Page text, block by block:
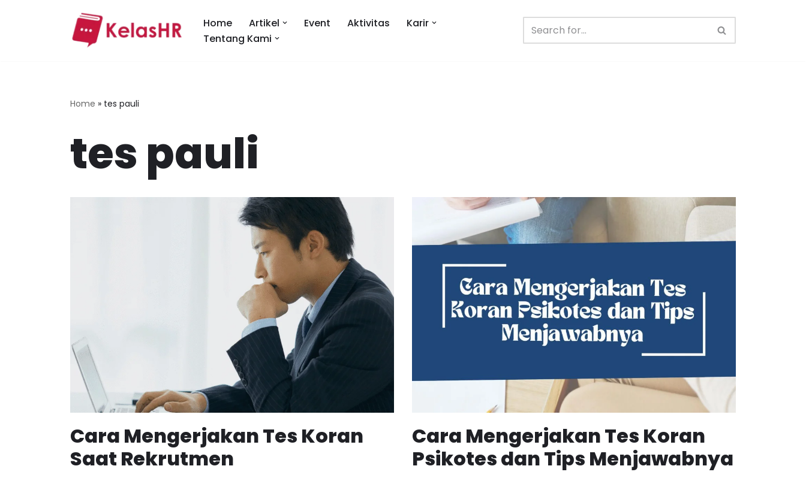
Home Artikel Event Aktivitas
Karir
Tentang Kami
Home » tes pauli
tes pauli
Cara Mengerjakan Tes Koran
Saat Rekrutmen
Cara Mengerjakan Tes Koran
Psikotes dan Tips Menjawabnya